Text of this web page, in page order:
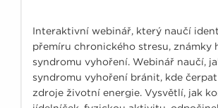
Interaktivní webinář, který naučí
přemíru chronického stresu, známky
syndromu vyhoření. Webinář naučí,
syndromu vyhoření bránit, kde
zdroje životní energie. Vysvětlí, jak